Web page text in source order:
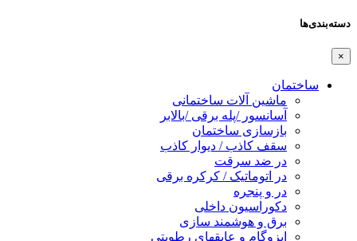
دسته‌بندی‌ها
×
ساختمان
ماشین آلات ساختمانی
آسانسور /پله برقی /بالابر
بازسازی ساختمان
سقف کاذب / دیوار کاذب
در ضد سرقت
در اتوماتیک / کرکره برقی
در و پنجره
دکوراسیون داخلی
برق و هوشمند سازی
ایزوگام و عایقهای رطوبتی